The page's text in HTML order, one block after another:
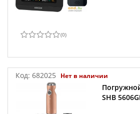
(0)
Код: 682025 Нет в наличии
SHB